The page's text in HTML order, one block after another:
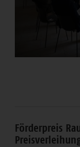
Förderpreis